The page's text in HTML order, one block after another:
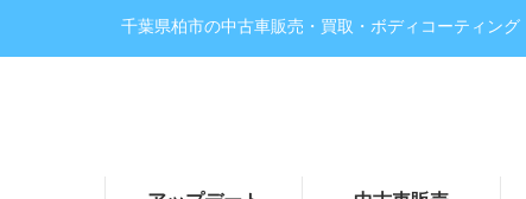
千葉県柏市の中古車販売・買取・ボディコーティン